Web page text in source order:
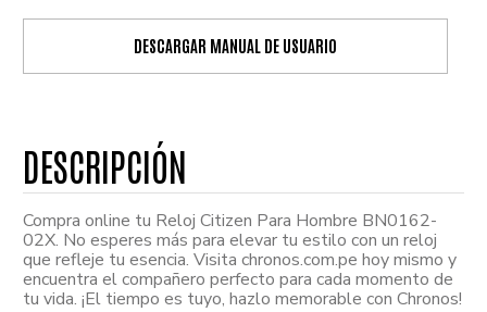
DESCARGAR MANUAL DE USUARIO
Compra online tu Reloj Citizen Para Hombre BN0162-
02X. No esperes más para elevar tu estilo con un reloj
que refleje tu esencia. Visita chronos.com.pe hoy mismo y
encuentra el compañero perfecto para cada momento de
tu vida. ¡El tiempo es tuyo, hazlo memorable con Chronos!